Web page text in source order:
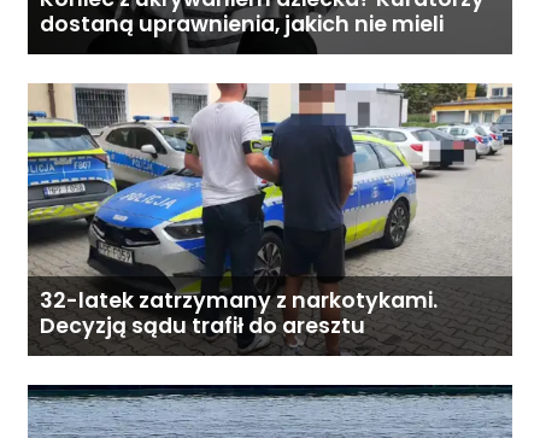
dostaną uprawnienia, jakich nie mieli
32-latek zatrzymany z narkotykami.
Decyzją sądu trafił do aresztu